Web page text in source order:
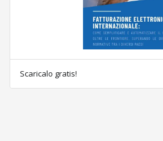
Scaricalo gratis!